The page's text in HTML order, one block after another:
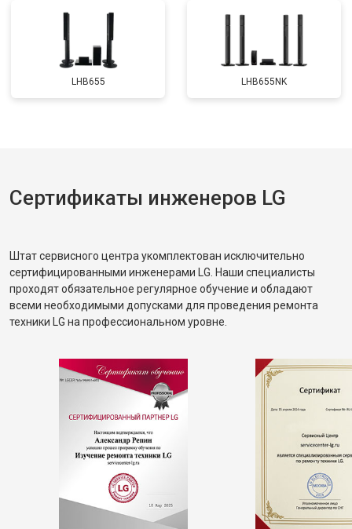
LHB655 LHB655NK
Сертификаты инженеров LG
Штат сервисного центра укомплектован исключительно
сертифицированными инженерами LG. Наши специалисты
проходят обязательное регулярное обучение и обладают
всеми необходимыми допусками для проведения ремонта
техники LG на профессиональном уровне.